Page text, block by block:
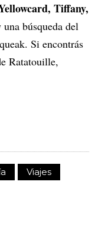
Tiffany,
búsqueda del
Si encontrás
Ratatouille,
Viajes